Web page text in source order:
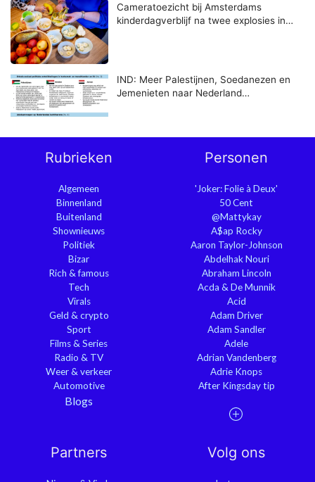
Cameratoezicht bij Amsterdams
kinderdagverblijf na twee explosies in…
IND: Meer Palestijnen, Soedanezen en
Jemenieten naar Nederland…
Rubrieken
Algemeen
Binnenland
Buitenland
Shownieuws
Politiek
Bizar
Rich & famous
Tech
Virals
Geld & crypto
Sport
Films & Series
Radio & TV
Weer & verkeer
Automotive
Blogs
Personen
'Joker: Folie à Deux'
50 Cent
@Mattykay
A$ap Rocky
Aaron Taylor-Johnson
Abdelhak Nouri
Abraham Lincoln
Acda & De Munnik
Acid
Adam Driver
Adam Sandler
Adele
Adrian Vandenberg
Adrie Knops
After Kingsday tip
Partners Volg ons